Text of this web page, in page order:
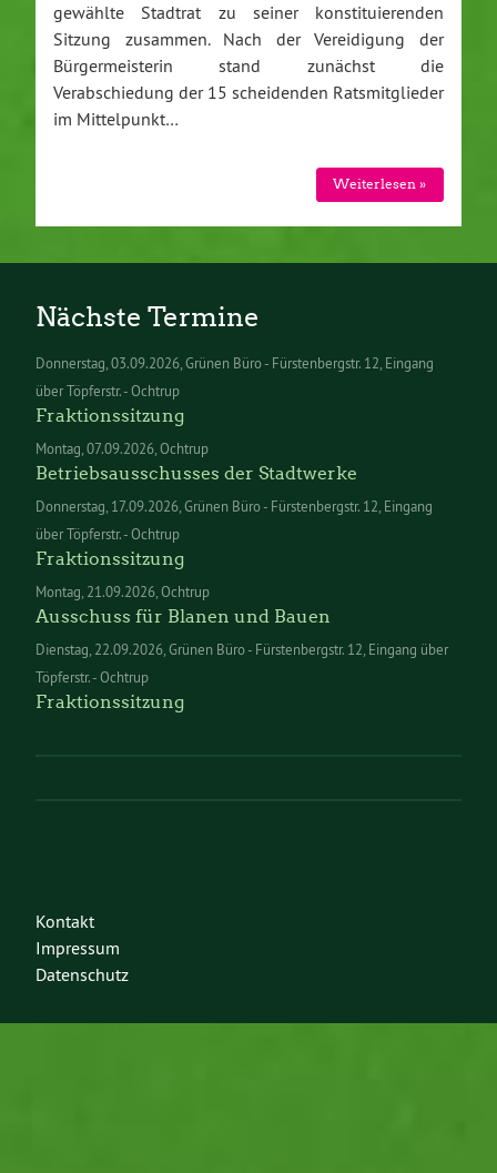
gewählte Stadtrat zu seiner konstituierenden
Sitzung zusammen. Nach der Vereidigung der
Bürgermeisterin stand zunächst die
Verabschiedung der 15 scheidenden Ratsmitglieder
im Mittelpunkt…
Weiterlesen »
Nächste Termine
Donnerstag 03.09.2026 Grünen Büro - Fürstenbergstr. 12, Eingang
über Töpferstr. - Ochtrup
Fraktionssitzung
Montag 07.09.2026 Ochtrup
Betriebsausschusses der Stadtwerke
Donnerstag 17.09.2026 Grünen Büro - Fürstenbergstr. 12, Eingang
über Töpferstr. - Ochtrup
Fraktionssitzung
Montag 21.09.2026 Ochtrup
Ausschuss für Blanen und Bauen
Dienstag 22.09.2026 Grünen Büro - Fürstenbergstr. 12, Eingang über
Töpferstr. - Ochtrup
Fraktionssitzung
Kontakt
Impressum
Datenschutz